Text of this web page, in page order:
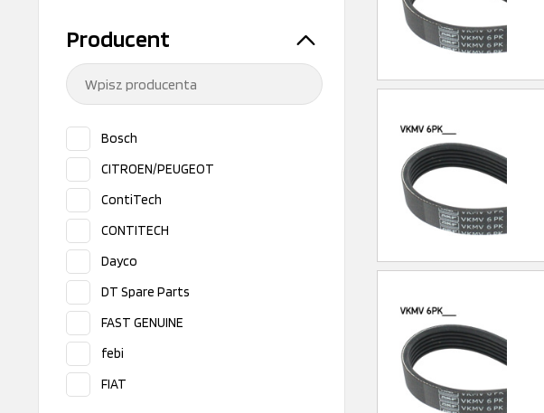
Producent
Bosch
CITROEN/PEUGEOT
ContiTech
CONTITECH
Dayco
DT Spare Parts
FAST GENUINE
febi
FIAT